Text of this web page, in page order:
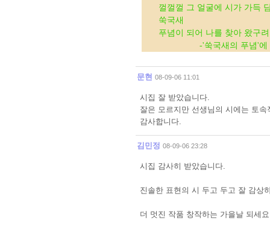
껄껄껄 그 얼굴에 시가 가득
쑥국새
푸념이 되어 나를 찾아 왔구려
-'쑥국새의 푸념'에
문현 08-09-06 11:01
시집 잘 받았습니다.
잘은 모르지만 선생님의 시에는 토
감사합니다.
김민정 08-09-06 23:28
시집 감사히 받았습니다.
진솔한 표현의 시 두고 두고 잘 감상
더 멋진 작품 창작하는 가을날 되세